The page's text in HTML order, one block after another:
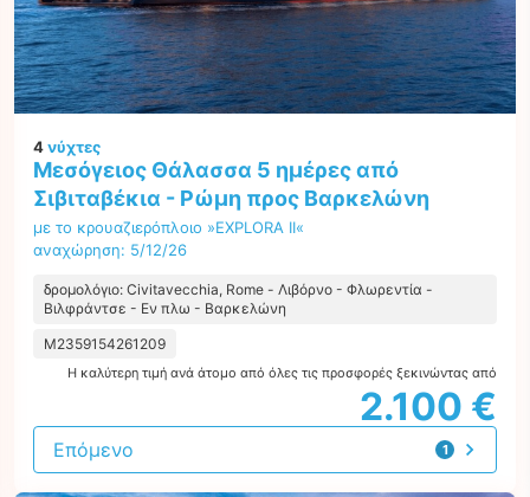
4νύχτες
Μεσόγειος Θάλασσα 5 ημέρες από
Σιβιταβέκια - Ρώμη προς Βαρκελώνη
με το κρουαζιερόπλοιο »EXPLORA II«
αναχώρηση: 5/12/26
δρομολόγιο: Civitavecchia, Rome - Λιβόρνο - Φλωρεντία -
Βιλφράντσε - Εν πλω - Βαρκελώνη
M2359154261209
Η καλύτερη τιμή ανά άτομο από όλες τις προσφορές ξεκινώντας από
2.100 €
1
προσφορά
Επόμενο